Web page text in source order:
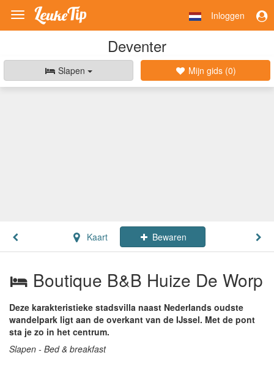
Toggle
navigation
Inloggen
Deventer
Slapen Mijn gids (0)
Kaart Bewaren
Boutique B&B Huize De Worp
Deze karakteristieke stadsvilla naast Nederlands oudste
wandelpark ligt aan de overkant van de IJssel. Met de pont
sta je zo in het centrum.
Slapen - Bed & breakfast